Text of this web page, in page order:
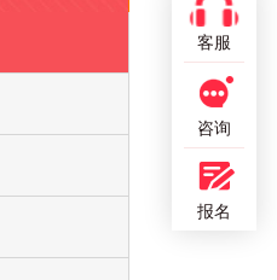
客服
咨询
报名